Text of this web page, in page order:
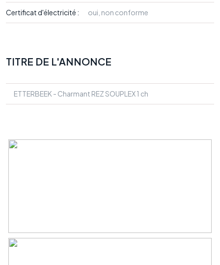
Certificat d'électricité : oui, non conforme
TITRE DE L'ANNONCE
ETTERBEEK - Charmant REZ SOUPLEX 1 ch